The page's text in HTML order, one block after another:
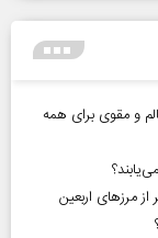
سریع، سالم و مقوی برای همه